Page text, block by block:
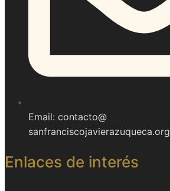
Email: contacto@
sanfranciscojavierazuqueca.org
Enlaces de interés